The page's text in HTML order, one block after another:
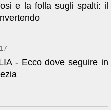
e la folla sugli spalti: il
- Ecco dove seguire in